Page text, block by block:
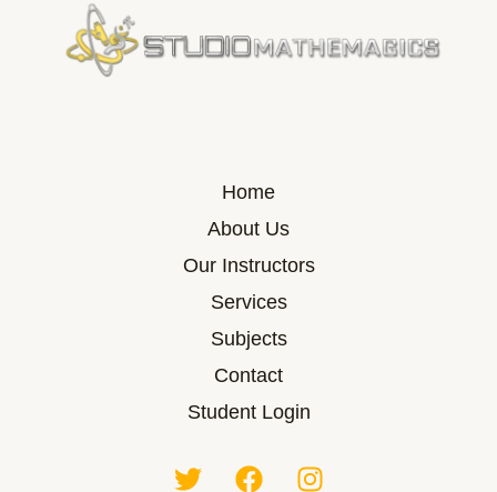
Home
About Us
Our Instructors
Services
Subjects
Contact
Student Login